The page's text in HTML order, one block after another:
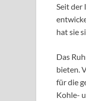
Seit der
hat sie
Das
bieten.
für die
Kohle-